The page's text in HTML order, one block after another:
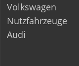
Volkswagen
Nutzfahrzeuge
Audi